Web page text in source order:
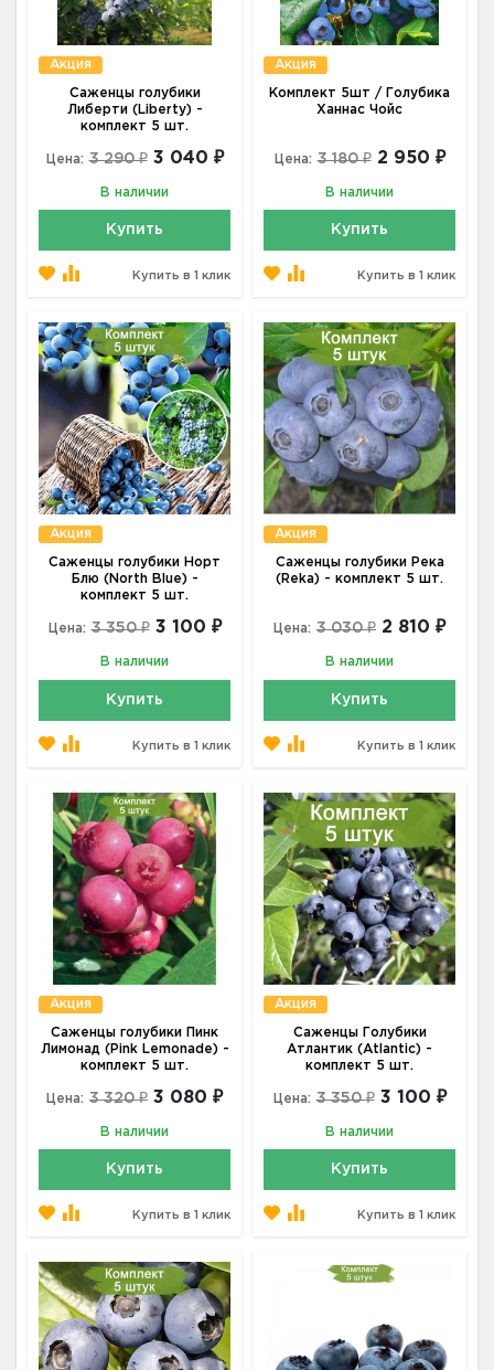
Акция
Саженцы голубики
Либерти (Liberty) -
комплект 5 шт.
Цена: 3 290 ₽ 3 040 ₽
В наличии
Купить
Купить в 1 клик
Акция
Комплект 5шт / Голубика
Ханнас Чойс
Цена: 3 180 ₽ 2 950 ₽
В наличии
Купить
Купить в 1 клик
Акция
Саженцы голубики Норт
Блю (North Blue) -
комплект 5 шт.
Цена: 3 350 ₽ 3 100 ₽
В наличии
Купить
Купить в 1 клик
Акция
Саженцы голубики Река
(Reka) - комплект 5 шт.
Цена: 3 030 ₽ 2 810 ₽
В наличии
Купить
Купить в 1 клик
Акция
Саженцы голубики Пинк
Лимонад (Pink Lemonade) -
комплект 5 шт.
Цена: 3 320 ₽ 3 080 ₽
В наличии
Купить
Купить в 1 клик
Акция
Саженцы Голубики
Атлантик (Atlantic) -
комплект 5 шт.
Цена: 3 350 ₽ 3 100 ₽
В наличии
Купить
Купить в 1 клик